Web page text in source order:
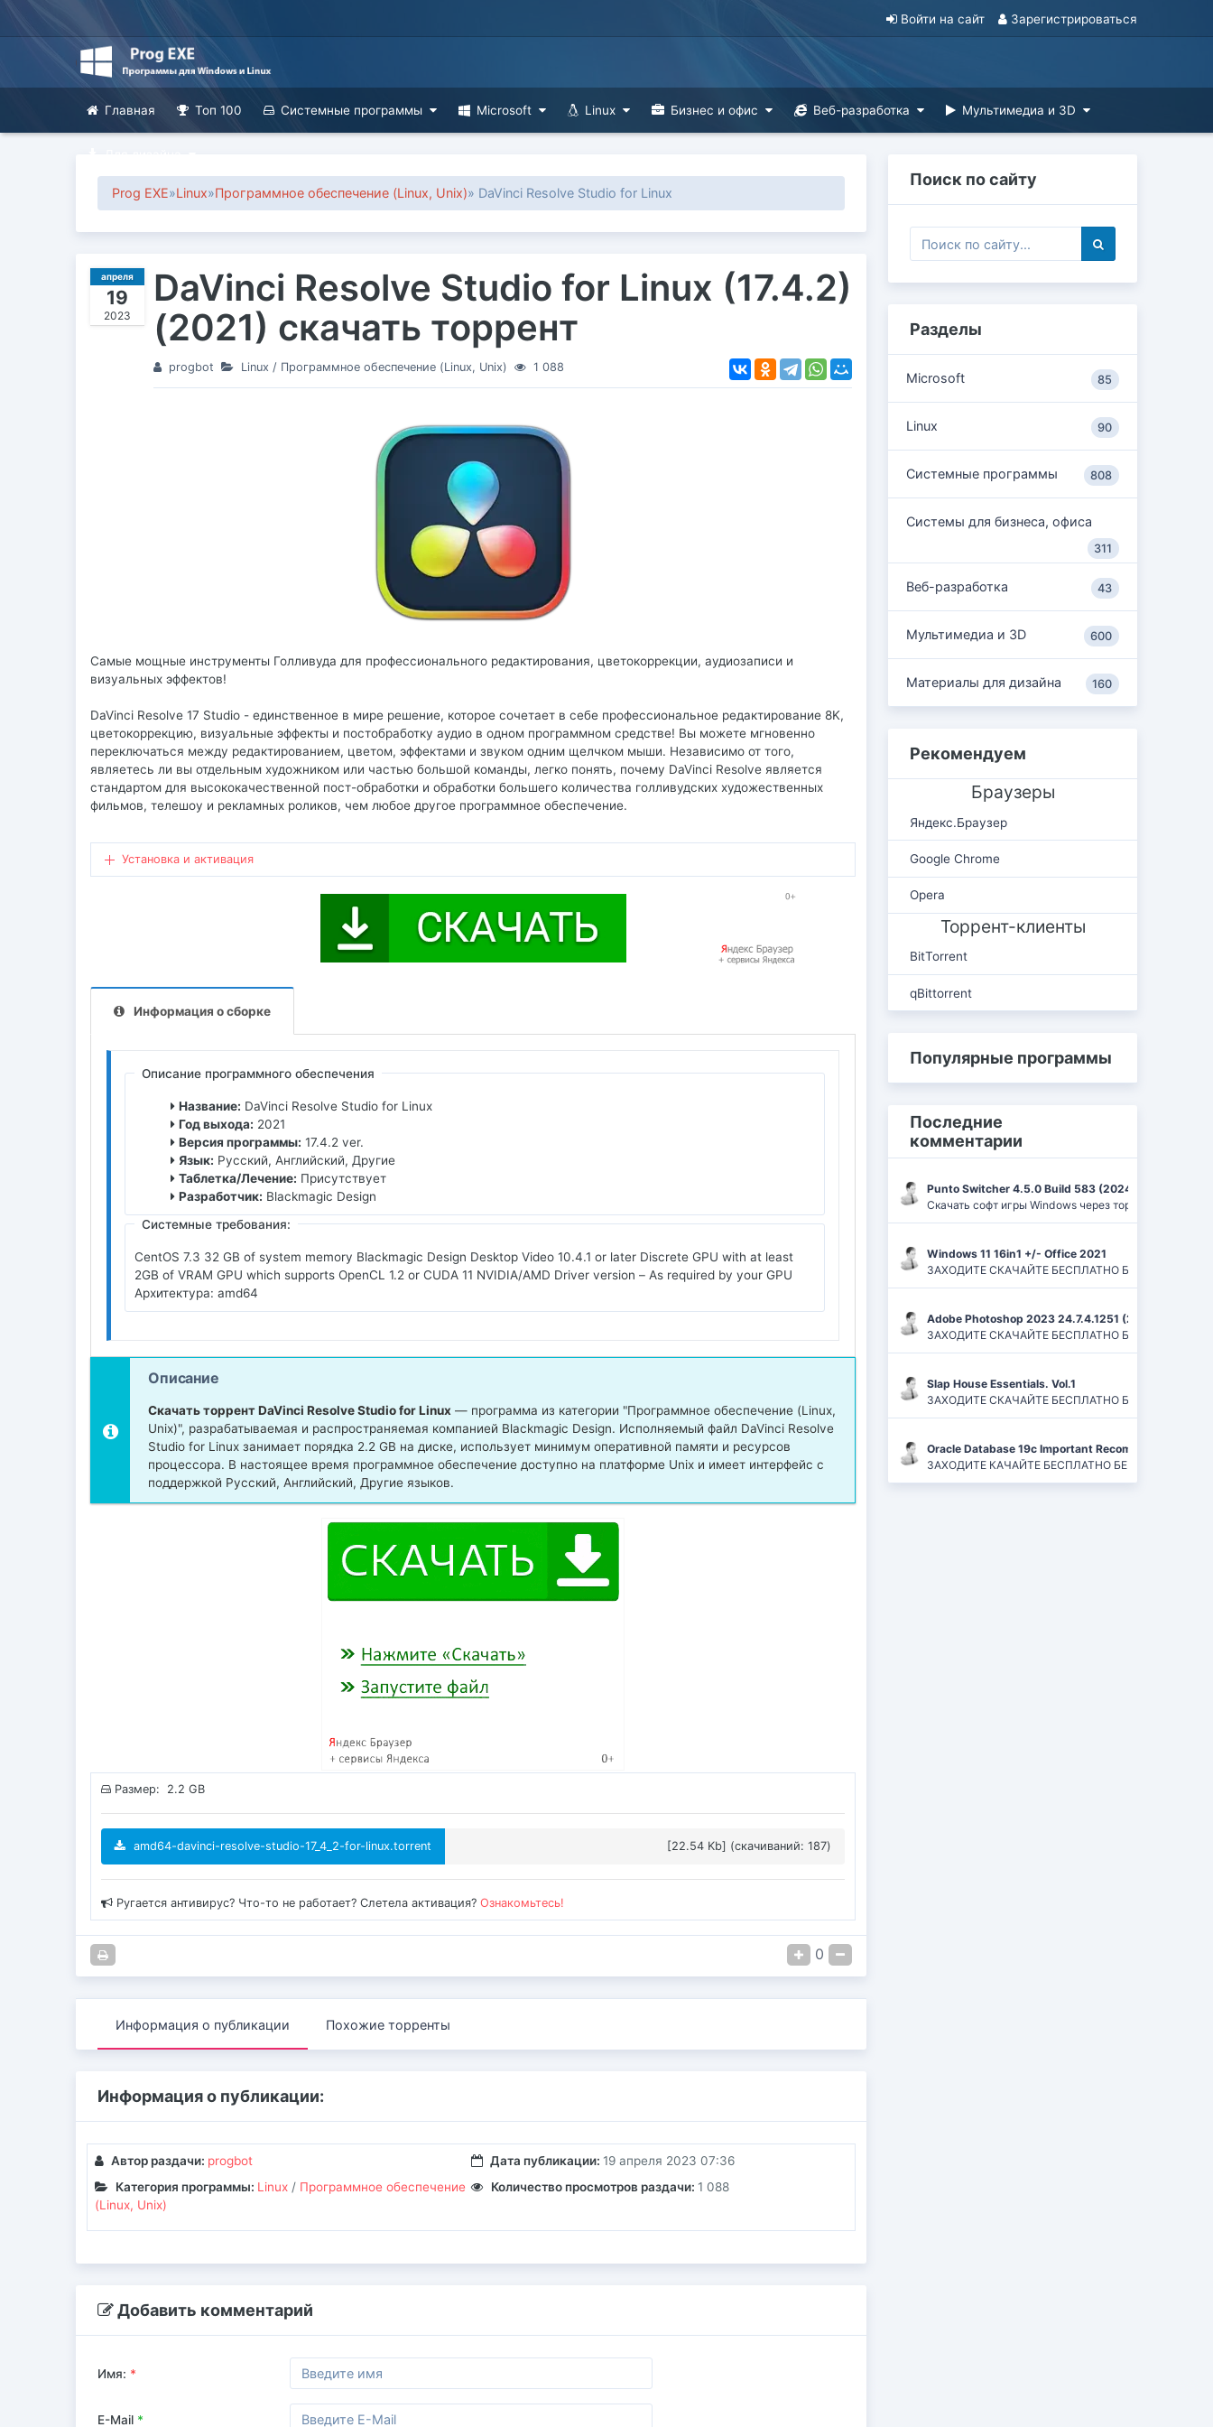
Войти на сайт Зарегистрироваться
Главная Топ 100 Системные программы Microsoft Linux Бизнес и офис Веб-разработка Мультимедиа и 3D
Prog EXE»Linux»Программное обеспечение (Linux, Unix)» DaVinci Resolve Studio for Linux
апреля
19
2023
DaVinci Resolve Studio for Linux (17.4.2)
(2021) скачать торрент
progbot Linux / Программное обеспечение (Linux, Unix) 1 088
Самые мощные инструменты Голливуда для профессионального редактирования, цветокоррекции, аудиозаписи и
визуальных эффектов!
DaVinci Resolve 17 Studio - единственное в мире решение, которое сочетает в себе профессиональное редактирование 8K,
цветокоррекцию, визуальные эффекты и постобработку аудио в одном программном средстве! Вы можете мгновенно
переключаться между редактированием, цветом, эффектами и звуком одним щелчком мыши. Независимо от того,
являетесь ли вы отдельным художником или частью большой команды, легко понять, почему DaVinci Resolve является
стандартом для высококачественной пост-обработки и обработки большего количества голливудских художественных
фильмов, телешоу и рекламных роликов, чем любое другое программное обеспечение.
Установка и активация
Информация о сборке
Описание программного обеспечения
Название: DaVinci Resolve Studio for Linux
Год выхода: 2021
Версия программы: 17.4.2 ver.
Язык: Русский, Английский, Другие
Таблетка/Лечение: Присутствует
Разработчик: Blackmagic Design
Системные требования:
CentOS 7.3 32 GB of system memory Blackmagic Design Desktop Video 10.4.1 or later Discrete GPU with at least
2GB of VRAM GPU which supports OpenCL 1.2 or CUDA 11 NVIDIA/AMD Driver version – As required by your GPU
Архитектура: amd64
Описание
Скачать торрент DaVinci Resolve Studio for Linux — программа из категории "Программное обеспечение (Linux,
Unix)", разрабатываемая и распространяемая компанией Blackmagic Design. Исполняемый файл DaVinci Resolve
Studio for Linux занимает порядка 2.2 GB на диске, использует минимум оперативной памяти и ресурсов
процессора. В настоящее время программное обеспечение доступно на платформе Unix и имеет интерфейс с
поддержкой Русский, Английский, Другие языков.
Размер: 2.2 GB
amd64-davinci-resolve-studio-17_4_2-for-linux.torrent [22.54 Kb] (cкачиваний: 187)
Ругается антивирус? Что-то не работает? Слетела активация?Ознакомьтесь!
0
Информация о публикации Похожие торренты
Информация о публикации:
Автор раздачи: progbot Дата публикации: 19 апреля 2023 07:36
Категория программы: Linux / Программное обеспечение
(Linux, Unix)
Количество просмотров раздачи: 1 088
Добавить комментарий
Имя: *
E-Mail *
Поиск по сайту
Разделы
Microsoft 85
Linux 90
Системные программы 808
Системы для бизнеса, офиса
311
Веб-разработка 43
Мультимедиа и 3D 600
Материалы для дизайна 160
Рекомендуем
Браузеры
Яндекс.Браузер
Google Chrome
Opera
Торрент-клиенты
BitTorrent
qBittorrent
Популярные программы
Последние
комментарии
Punto Switcher 4.5.0 Build 583 (2024) РС | RePack
Скачать софт игры Windows через торрент Ufrag:
Windows 11 16in1 +/- Office 2021
ЗАХОДИТЕ СКАЧАЙТЕ БЕСПЛАТНО БЕЗ
Adobe Photoshop 2023 24.7.4.1251 (2024) PC |
ЗАХОДИТЕ СКАЧАЙТЕ БЕСПЛАТНО БЕЗ
Slap House Essentials. Vol.1
ЗАХОДИТЕ СКАЧАЙТЕ БЕСПЛАТНО БЕЗ
Oracle Database 19c Important Recommended One-
ЗАХОДИТЕ КАЧАЙТЕ БЕСПЛАТНО БЕЗ РЕГИСТРАЦИЙ